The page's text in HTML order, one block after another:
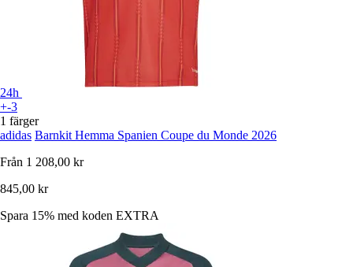
24h
+-3
1 färger
adidas Barnkit Hemma Spanien Coupe du Monde 2026
Från 1 208,00 kr
845,00 kr
Spara 15% med koden EXTRA